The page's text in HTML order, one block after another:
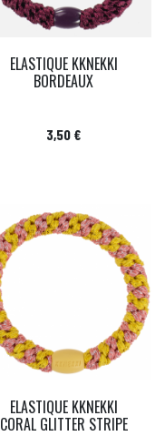
ELASTIQUE KKNEKKI
BORDEAUX
Prix
3,50 €
ELASTIQUE KKNEKKI
CORAL GLITTER STRIPE